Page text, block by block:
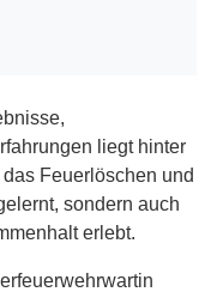
liegt hinter
Feuerlöschen und
sondern auch
erlebt.